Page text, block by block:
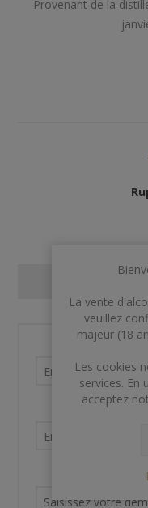
Provenant de la
La vente
veuillez
majeur (18
Les cookies
services. En
acceptez